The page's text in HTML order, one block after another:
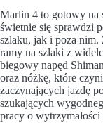
Marlin 4 to gotowy na
świetnie się sprawdzi
szlaku, jak i poza nim.
ramy na szlaki z
biegowy napęd
oraz nóżkę, które
zaczynających jazdę
szukających
pracy o